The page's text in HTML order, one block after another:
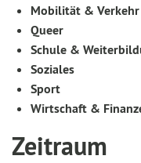
Mobilität & Verkehr
Queer
Schule &
Soziales
Sport
Wirtschaft &
Zeitraum